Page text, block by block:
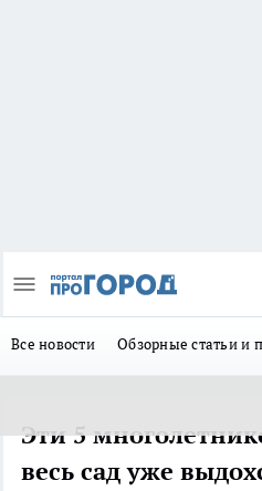
Все новости Обзорные статьи и
Эти 5
весь сад уже